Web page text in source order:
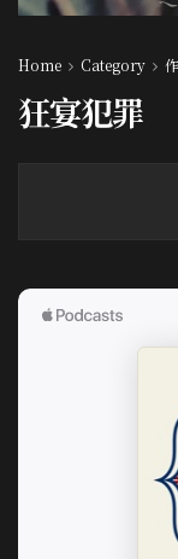
Home Category
狂宴犯罪